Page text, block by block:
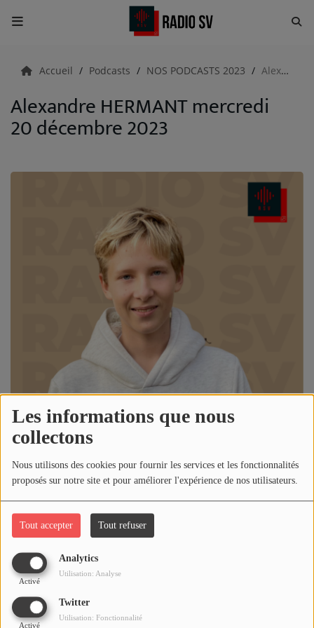
Les informations que nous
collectons
Nous utilisons des cookies pour fournir les services et les fonctionnalités
proposés sur notre site et pour améliorer l'expérience de nos utilisateurs.
Tout accepter Tout refuser
Analytics
Activé
Utilisation: Analyse
Twitter
Activé
Utilisation: Fonctionnalité
Accueil
RADIO
Equipes
Actualités Sportives
MUSIQUE
Top 10
Artistes
Playlist
MÉDIAS
Photos
Podcasts
Accueil Podcasts NOS PODCASTS 2023 Alexandre HERMANT mercredi 20 décembre 2023
Alexandre HERMANT mercredi
20 décembre 2023
20 décembre 2023 - 15:05 - 1638 vues
Écouter le podcast
Alexandre HERMANT mercredi 20 décembre 2023